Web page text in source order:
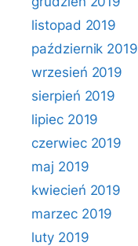
listopad 2019
październik 2019
wrzesień 2019
sierpień 2019
lipiec 2019
czerwiec 2019
maj 2019
kwiecień 2019
marzec 2019
luty 2019